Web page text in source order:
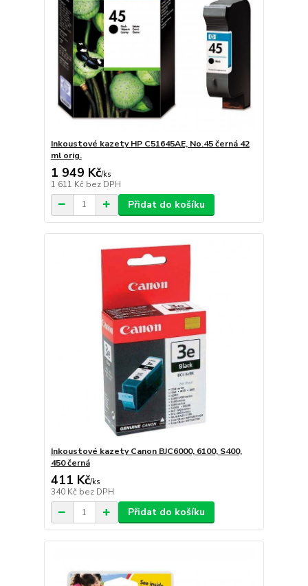
Inkoustové kazety HP C51645AE, No.45 černá 42
ml orig.
1 949 Kč/ks
1 611 Kč bez DPH
Přidat do košíku
Inkoustové kazety Canon BJC6000, 6100, S400,
450 černá
411 Kč/ks
340 Kč bez DPH
Přidat do košíku